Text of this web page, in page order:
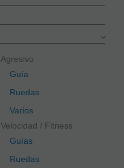
Agresivo
Guía
Ruedas
Varios
Velocidad / Fitness
Guías
Ruedas